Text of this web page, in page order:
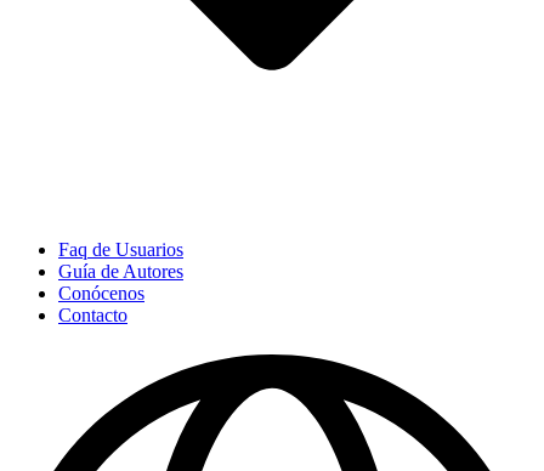
Faq de Usuarios
Guía de Autores
Conócenos
Contacto